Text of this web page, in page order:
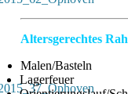
Altersgerechtes
Malen/Basteln
Lagerfeuer